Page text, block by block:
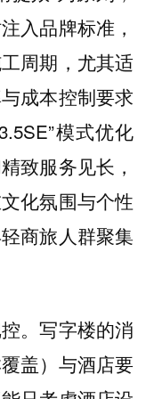
入品牌标准，
周期，尤其适
成本控制要求
模式优化
致服务见长，
化氛围与个性
商旅人群聚集
。写字楼的消
盖）与酒店要